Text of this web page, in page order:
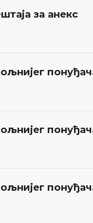
за анекс